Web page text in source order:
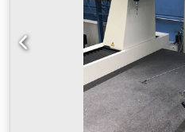
mjerenja: 2.500 mm Klasa
odstupanja pojedinačne točke:
volumetrijska točnost: ±0,029
tipala: tipalo s rubinskom
čeličnom kuglicom 15 mm
dvostrukom cijevi od
odvajanje stabilnosti i